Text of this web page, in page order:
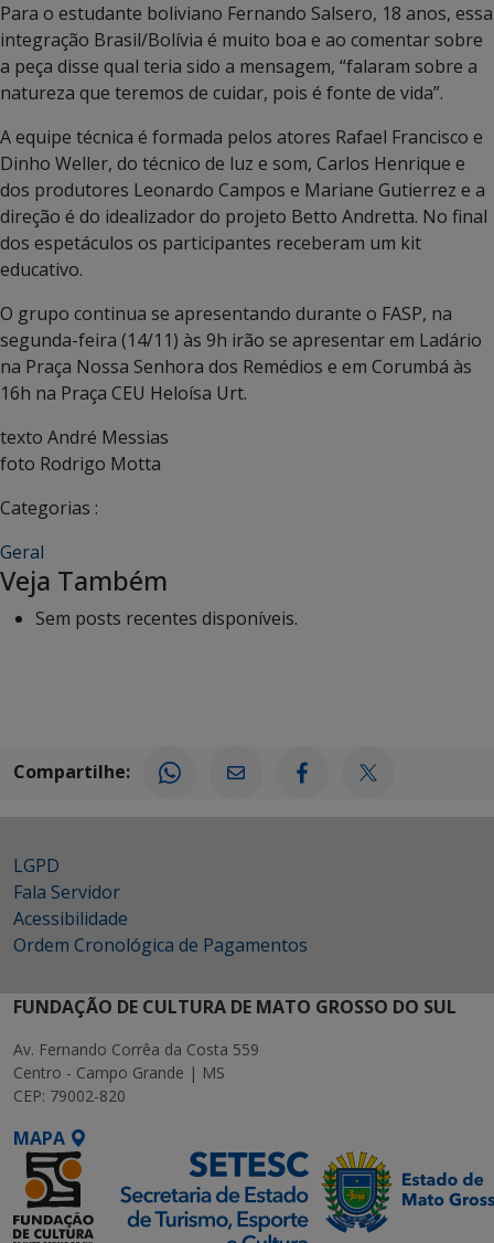
Para o estudante boliviano Fernando Salsero, 18 anos, essa
integração Brasil/Bolívia é muito boa e ao comentar sobre
a peça disse qual teria sido a mensagem, “falaram sobre a
natureza que teremos de cuidar, pois é fonte de vida”.
A equipe técnica é formada pelos atores Rafael Francisco e
Dinho Weller, do técnico de luz e som, Carlos Henrique e
dos produtores Leonardo Campos e Mariane Gutierrez e a
direção é do idealizador do projeto Betto Andretta. No final
dos espetáculos os participantes receberam um kit
educativo.
O grupo continua se apresentando durante o FASP, na
segunda-feira (14/11) às 9h irão se apresentar em Ladário
na Praça Nossa Senhora dos Remédios e em Corumbá às
16h na Praça CEU Heloísa Urt.
texto André Messias
foto Rodrigo Motta
Categorias :
Geral
Veja Também
Sem posts recentes disponíveis.
Compartilhe:
LGPD
Fala Servidor
Acessibilidade
Ordem Cronológica de Pagamentos
FUNDAÇÃO DE CULTURA DE MATO GROSSO DO SUL
Av. Fernando Corrêa da Costa 559
Centro - Campo Grande | MS
CEP: 79002-820
MAPA